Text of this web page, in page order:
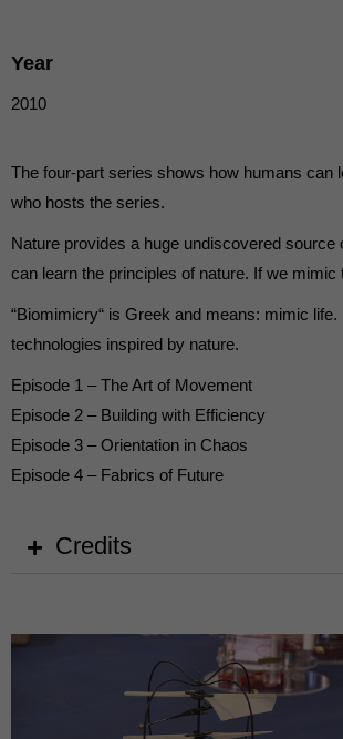
Year
2010
The four-part series shows how humans can
who hosts the series.
Nature provides a huge undiscovered source
can learn the principles of nature. If we
“Biomimicry“ is Greek and means: mimic
technologies inspired by nature.
Episode 1 – The Art of Movement
Episode 2 – Building with Efficiency
Episode 3 – Orientation in Chaos
Episode 4 – Fabrics of Future
Credits